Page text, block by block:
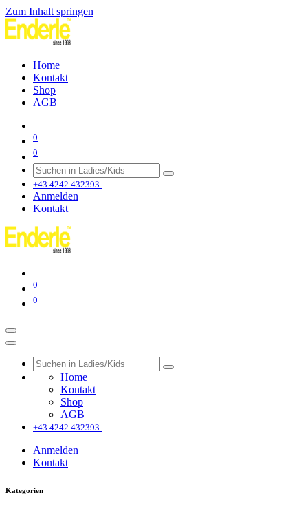
Zum Inhalt springen
Home
Kontakt
Shop
AGB
0
0
+43 4242 432393
Anmelden
Kontakt
0
0
Home
Kontakt
Shop
AGB
+43 4242 432393
Anmelden
Kontakt
Kategorien